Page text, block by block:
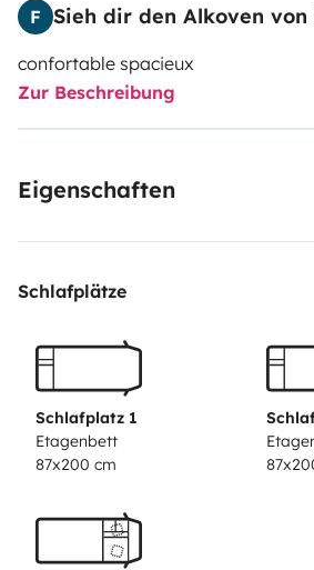
F Sieh dir den Alkoven von
confortable spacieux
Zur Beschreibung
Eigenschaften
Schlafplätze
Schlafplatz 1
Etagenbett
87x200 cm